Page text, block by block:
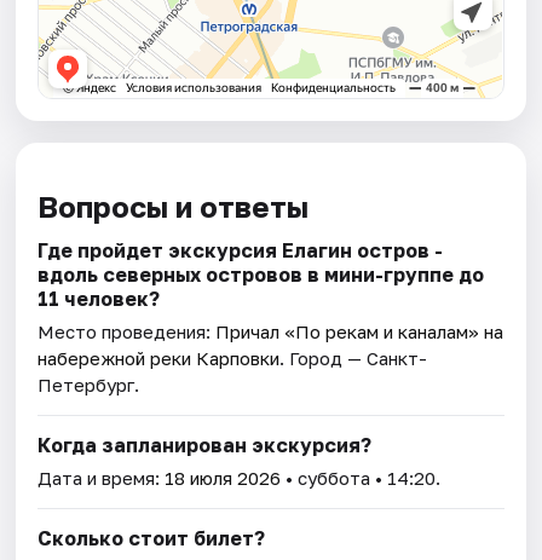
Вопросы и ответы
Где пройдет экскурсия Елагин остров -
вдоль северных островов в мини-группе до
11 человек?
Место проведения: Причал «По рекам и каналам» на
набережной реки Карповки. Город — Санкт-
Петербург.
Когда запланирован экскурсия?
Дата и время: 18 июля 2026 • суббота • 14:20.
Сколько стоит билет?